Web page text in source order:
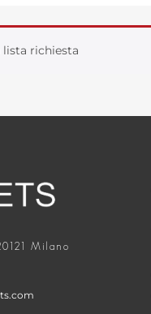
richiesta
Milano